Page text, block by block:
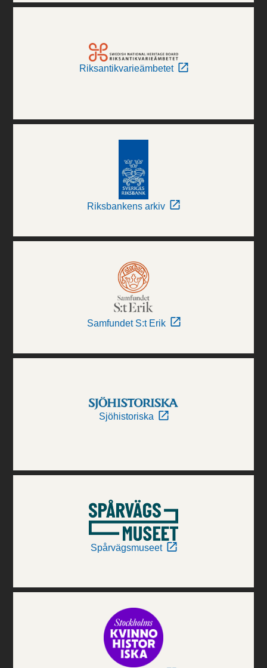
Riksantikvarieämbetet
Riksbankens arkiv
Samfundet S:t Erik
Sjöhistoriska
Spårvägsmuseet